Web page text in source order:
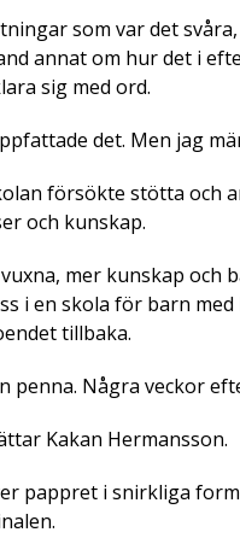
som var det
annat om hur det i
sig med ord.
det. Men jag
försökte stötta och
och kunskap.
mer kunskap
i en skola för barn
tillbaka.
penna. Några veckor
Kakan Hermansson.
pappret i snirkliga